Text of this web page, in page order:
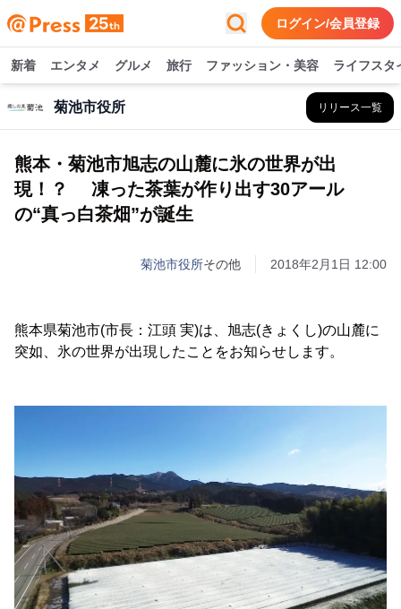
ログイン/会員登録
新着 エンタメ グルメ 旅行 ファッション・美容 ライフスタ
菊池市役所 リリース一覧
熊本・菊池市旭志の山麓に氷の世界が出
現！？ 凍った茶葉が作り出す30アール
の“真っ白茶畑”が誕生
菊池市役所その他 2018年2月1日 12:00
熊本県菊池市(市長：江頭 実)は、旭志(きょくし)の山麓に
突如、氷の世界が出現したことをお知らせします。